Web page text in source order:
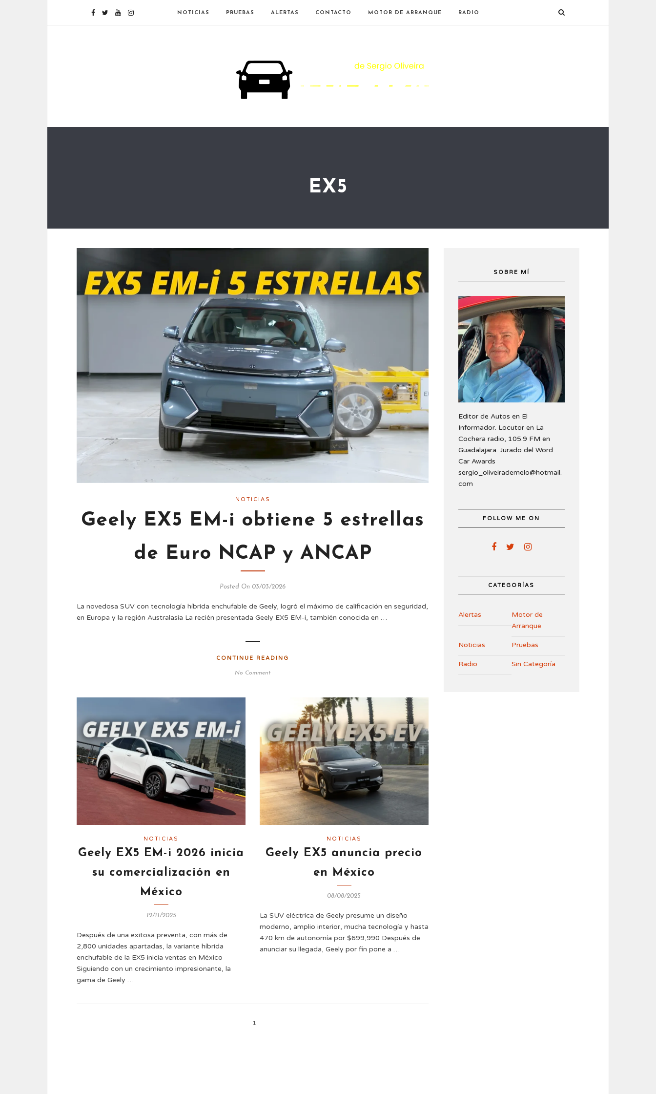
NOTICIAS PRUEBAS ALERTAS CONTACTO MOTOR DE ARRANQUE RADIO
EX5
NOTICIAS
Geely EX5 EM-i obtiene 5 estrellas
de Euro NCAP y ANCAP
Posted On 03/03/2026
La novedosa SUV con tecnología híbrida enchufable de Geely, logró el máximo de calificación en seguridad,
en Europa y la región Australasia La recién presentada Geely EX5 EM-i, también conocida en …
CONTINUE READING
No Comment
NOTICIAS
Geely EX5 EM-i 2026 inicia
su comercialización en
México
12/11/2025
Después de una exitosa preventa, con más de
2,800 unidades apartadas, la variante híbrida
enchufable de la EX5 inicia ventas en México
Siguiendo con un crecimiento impresionante, la
gama de Geely …
NOTICIAS
Geely EX5 anuncia precio
en México
08/08/2025
La SUV eléctrica de Geely presume un diseño
moderno, amplio interior, mucha tecnología y hasta
470 km de autonomía por $699,990 Después de
anunciar su llegada, Geely por fin pone a …
1
SOBRE MÍ
Editor de Autos en El
Informador. Locutor en La
Cochera radio, 105.9 FM en
Guadalajara. Jurado del Word
Car Awards
sergio_oliveirademelo@hotmail.
com
FOLLOW ME ON
CATEGORÍAS
Alertas
Motor de
Arranque
Noticias Pruebas
Radio Sin Categoría